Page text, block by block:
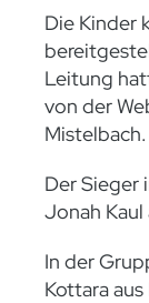
Die Kinder
Leitung
von der
Mistelbach.
Der Sieger
Jonah Kaul
In der
Kottara